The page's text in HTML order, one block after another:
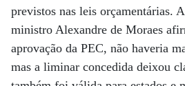
previstos nas leis orçamentárias.
ministro Alexandre de Moraes
aprovação da PEC, não haveria
mas a liminar concedida deixou